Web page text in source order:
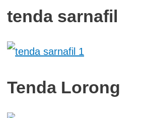
tenda sarnafil
Tenda Lorong